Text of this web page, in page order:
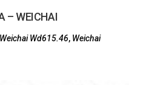
– WEICHAI
Weichai Wd615.46, Weichai